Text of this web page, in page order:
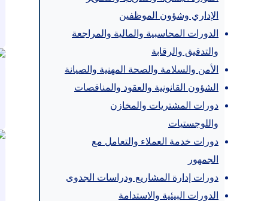
الإداري وشؤون الموظفين
الدورات المحاسبية والمالية والمراجعة
والتدقيق والرقابة
الأمن والسلامة والصحة المهنية والصيانة
الشؤون القانونية والعقود والمناقصات
دورات المشتريات والمخازن
واللوجستيات
دورات خدمة العملاء والتعامل مع
الجمهور
دورات إدارة المشاريع ودراسات الجدوى
الدورات البيئية والاستدامة